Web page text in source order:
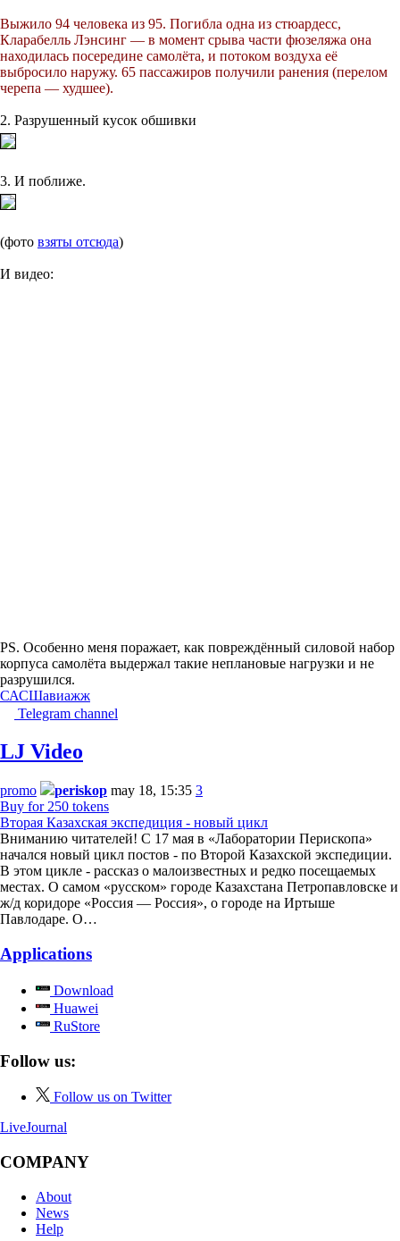
Выжило 94 человека из 95. Погибла одна из стюардесс,
Кларабелль Лэнсинг — в момент срыва части фюзеляжа она
находилась посередине самолёта, и потоком воздуха её
выбросило наружу. 65 пассажиров получили ранения (перелом
черепа — худшее).
2. Разрушенный кусок обшивки
3. И поближе.
(фото взяты отсюда)
И видео:
PS. Особенно меня поражает, как повреждённый силовой набор
корпуса самолёта выдержал такие неплановые нагрузки и не
разрушился.
САСШавиажж
Telegram channel
LJ Video
promo periskop may 18, 15:35 3
Buy for 250 tokens
Вторая Казахская экспедиция - новый цикл
Вниманию читателей! С 17 мая в «Лаборатории Перископа»
начался новый цикл постов - по Второй Казахской экспедиции.
В этом цикле - рассказ о малоизвестных и редко посещаемых
местах. О самом «русском» городе Казахстана Петропавловске и
ж/д коридоре «Россия — Россия», о городе на Иртыше
Павлодаре. О…
Applications
Download
Huawei
RuStore
Follow us:
Follow us on Twitter
LiveJournal
COMPANY
About
News
Help